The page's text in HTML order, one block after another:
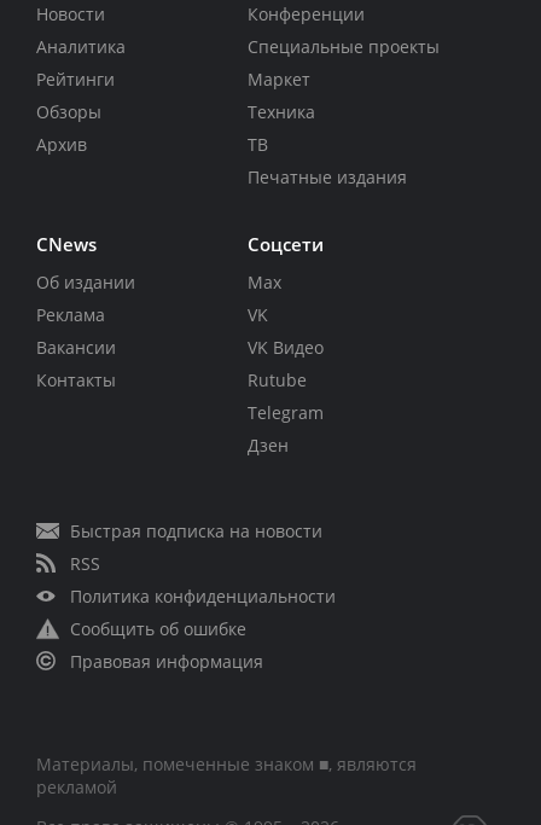
Новости
Аналитика
Рейтинги
Обзоры
Архив
Конференции
Специальные проекты
Маркет
Техника
ТВ
Печатные издания
CNews
Об издании
Реклама
Вакансии
Контакты
Соцсети
Max
VK
VK Видео
Rutube
Telegram
Дзен
Быстрая подписка на новости
RSS
Политика конфиденциальности
Сообщить об ошибке
Правовая информация
Материалы, помеченные знаком ■, являются
рекламой